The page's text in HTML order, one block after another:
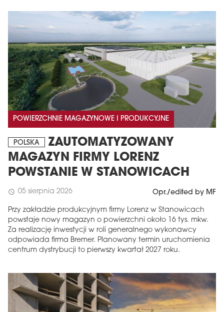
POWIERZCHNIE MAGAZYNOWE I PRODUKCYJNE
POLSKA
ZAUTOMATYZOWANY
MAGAZYN FIRMY LORENZ
POWSTANIE W STANOWICACH
schedule 05 sierpnia 2026 Opr./edited by MF
Przy zakładzie produkcyjnym firmy Lorenz w Stanowicach
powstaje nowy magazyn o powierzchni około 16 tys. mkw.
Za realizację inwestycji w roli generalnego wykonawcy
odpowiada firma Bremer. Planowany termin uruchomienia
centrum dystrybucji to pierwszy kwartał 2027 roku.